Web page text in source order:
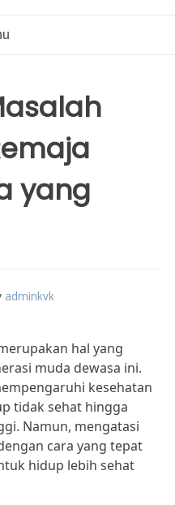
yang
adminkvk
hal yang
muda dewasa ini.
kesehatan
tidak sehat hingga
Namun, mengatasi
cara yang tepat
hidup lebih sehat